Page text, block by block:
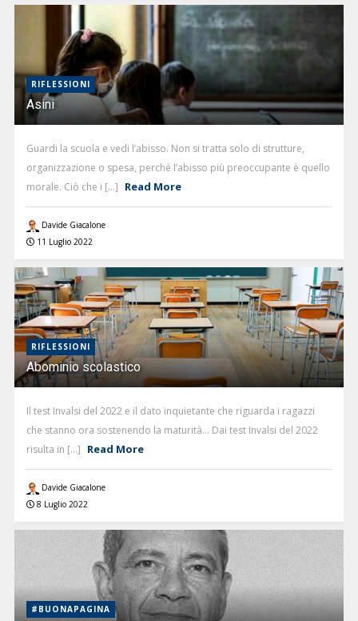
RIFLESSIONI
Asini
Guardi la scuola e vedi l’abisso. Non si tratta solo di strutture,
organizzazione o spesa, perché l’abisso più preoccupante è quello
morale. Ciò che i [...] Read More
Davide Giacalone
11 Luglio 2022
RIFLESSIONI
Abominio scolastico
Il test Invalsi del 2022 e il dato inquietante che riguarda i ragazzi
che stanno ora sostenendo la maturità… Dai test Invalsi del 2022
risulta in [...] Read More
Davide Giacalone
8 Luglio 2022
#BUONAPAGINA